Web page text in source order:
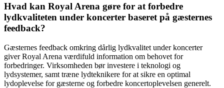
Hvad kan Royal Arena gøre for at forbedre
lydkvaliteten under koncerter baseret på gæsternes
feedback?
Gæsternes feedback omkring dårlig lydkvalitet under koncerter
giver Royal Arena værdifuld information om behovet for
forbedringer. Virksomheden bør investere i teknologi og
lydsystemer, samt træne lydteknikere for at sikre en optimal
lydoplevelse for gæsterne og forbedre koncertoplevelsen generelt.